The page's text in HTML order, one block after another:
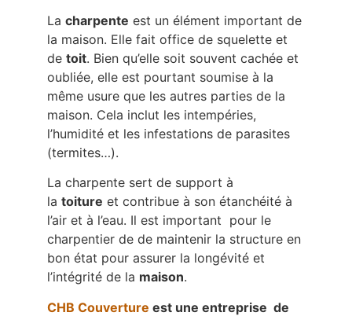
La charpente est un élément important de
la maison. Elle fait office de squelette et
de toit. Bien qu’elle soit souvent cachée et
oubliée, elle est pourtant soumise à la
même usure que les autres parties de la
maison. Cela inclut les intempéries,
l’humidité et les infestations de parasites
(termites…).
La charpente sert de support à
la toiture et contribue à son étanchéité à
l’air et à l’eau. Il est important pour le
charpentier de de maintenir la structure en
bon état pour assurer la longévité et
l’intégrité de la maison.
CHB Couverture est une entreprise de